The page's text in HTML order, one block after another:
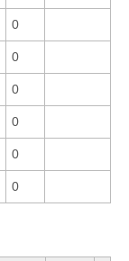
0
0
0
0
0
0